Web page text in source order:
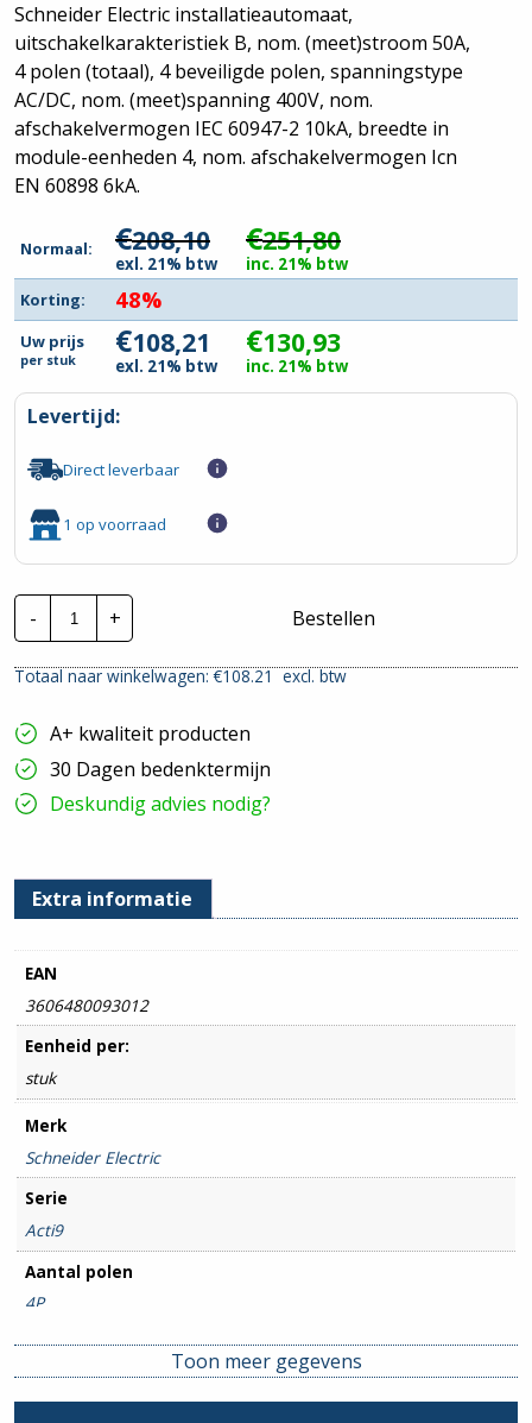
Schneider Electric installatieautomaat,
uitschakelkarakteristiek B, nom. (meet)stroom 50A,
4 polen (totaal), 4 beveiligde polen, spanningstype
AC/DC, nom. (meet)spanning 400V, nom.
afschakelvermogen IEC 60947-2 10kA, breedte in
module-eenheden 4, nom. afschakelvermogen Icn
EN 60898 6kA.
Normaal: €208,10
exl. 21% btw
€251,80
inc. 21% btw
Korting:
48%
Uw prijs
per stuk €108,21
exl. 21% btw
€130,93
inc. 21% btw
Levertijd:
Direct leverbaar
1 op voorraad
-
Schneider
Inst.
Automaat
A9F78450
50A
3P+N
B-
Kar.
6Ka
hoeveelheid
+ Bestellen
Totaal naar winkelwagen: €108.21excl. btw
A+ kwaliteit producten
30 Dagen bedenktermijn
Deskundig advies nodig?
Extra informatie
EAN
3606480093012
Eenheid per:
stuk
Merk
Schneider Electric
Serie
Acti9
Aantal polen
4P
Amperage
50A
Toon meer gegevens